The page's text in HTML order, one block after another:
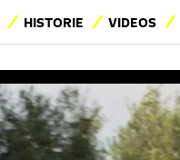
HISTORIE VIDEOS